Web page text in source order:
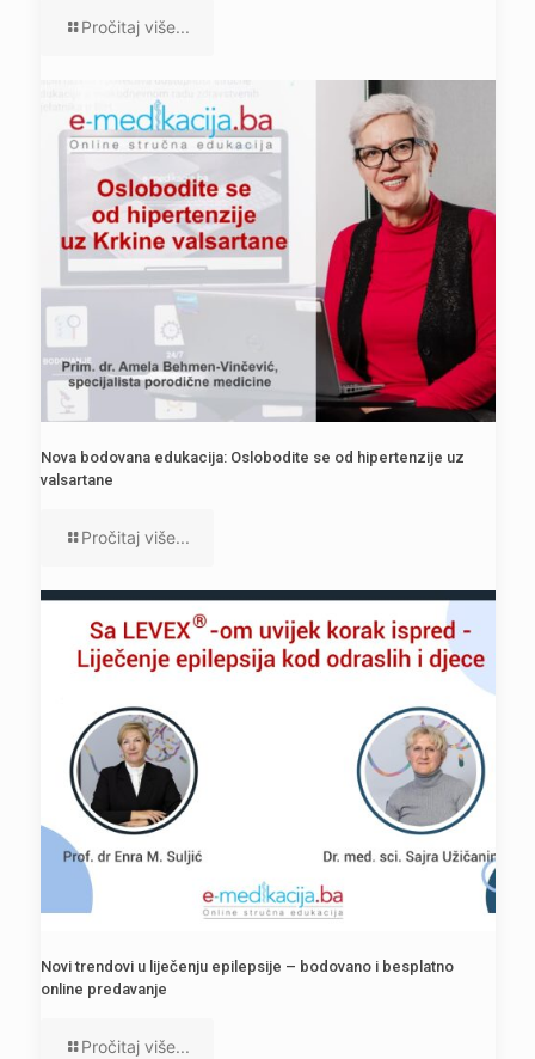
Pročitaj više...
Nova bodovana edukacija: Oslobodite se od hipertenzije uz
valsartane
Pročitaj više...
Novi trendovi u liječenju epilepsije – bodovano i besplatno
online predavanje
Pročitaj više...